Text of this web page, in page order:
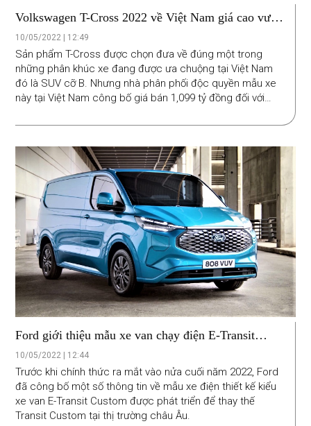
Volkswagen T-Cross 2022 về Việt Nam giá cao vượt
dự đoán
10/05/2022 | 12:49
Sản phẩm T-Cross được chọn đưa về đúng một trong
những phân khúc xe đang được ưa chuộng tại Việt Nam
đó là SUV cỡ B. Nhưng nhà phân phối độc quyền mẫu xe
này tại Việt Nam công bố giá bán 1,099 tỷ đồng đối với
thể Luxury, khiến nhiều người bất ngờ vì mức giá cao vượt
Ford giới thiệu mẫu xe van chạy điện E-Transit
Custom
10/05/2022 | 12:44
Trước khi chính thức ra mắt vào nửa cuối năm 2022, Ford
đã công bố một số thông tin về mẫu xe điện thiết kế kiểu
xe van E-Transit Custom được phát triển để thay thế
Transit Custom tại thị trường châu Âu.